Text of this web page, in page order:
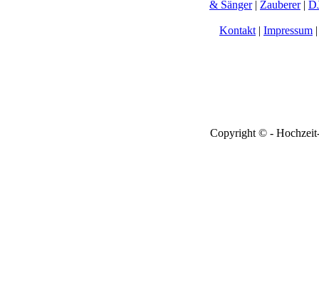
& Sänger| Zauberer|
Kontakt| Impressum
Copyright © -